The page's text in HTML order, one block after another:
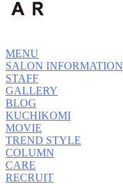
MENU
SALON INFORMATION
STAFF
GALLERY
BLOG
KUCHIKOMI
MOVIE
TREND STYLE
COLUMN
CARE
RECRUIT